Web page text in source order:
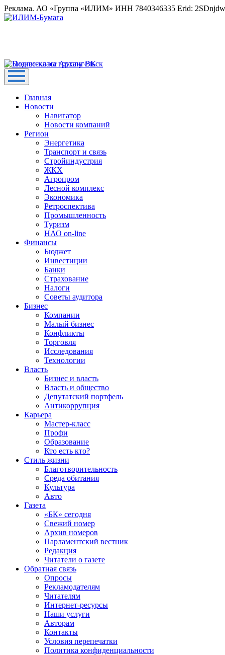
Реклама. АО «Группа «ИЛИМ» ИНН 7840346335 Erid:
Главная
Новости
Навигатор
Новости компаний
Регион
Энергетика
Транспорт и связь
Стройиндустрия
ЖКХ
Агропром
Лесной комплекс
Экономика
Ретроспектива
Промышленность
Туризм
НАО on-line
Финансы
Бюджет
Инвестиции
Банки
Страхование
Налоги
Советы аудитора
Бизнес
Компании
Малый бизнес
Конфликты
Торговля
Исследования
Технологии
Власть
Бизнес и власть
Власть и общество
Депутатский портфель
Антикоррупция
Карьера
Мастер-класс
Профи
Образование
Кто есть кто?
Стиль жизни
Благотворительность
Среда обитания
Культура
Авто
Газета
«БК» сегодня
Свежий номер
Архив номеров
Парламентский вестник
Редакция
Читатели о газете
Обратная связь
Опросы
Рекламодателям
Читателям
Интернет-ресурсы
Наши услуги
Авторам
Контакты
Условия перепечатки
Политика конфиденциальности